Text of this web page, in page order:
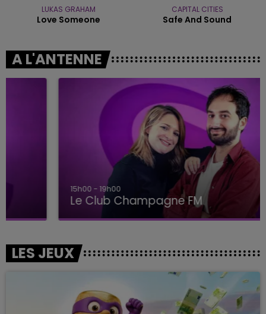
LUKAS GRAHAM
Love Someone
CAPITAL CITIES
Safe And Sound
A L'ANTENNE
Le Club Champagne FM
LES JEUX